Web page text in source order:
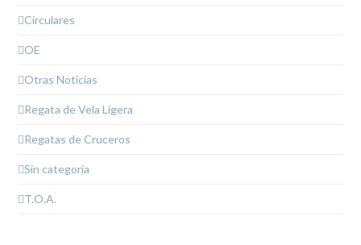
Circulares
OE
Otras Noticias
Regata de Vela Ligera
Regatas de Cruceros
Sin categoría
T.O.A.